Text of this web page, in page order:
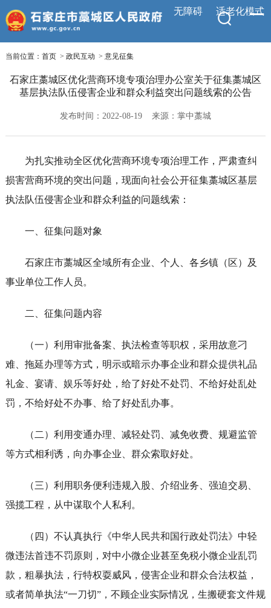
无障碍 适老化模式
当前位置： 首页> 政民互动 > 意见征集
石家庄藁城区优化营商环境专项治理办公室关于征集藁城区
基层执法队伍侵害企业和群众利益突出问题线索的公告
发布时间：2022-08-19 来源：掌中藁城
为扎实推动全区优化营商环境专项治理工作，严肃查纠
损害营商环境的突出问题，现面向社会公开征集藁城区基层
执法队伍侵害企业和群众利益的问题线索：
一、征集问题对象
石家庄市藁城区全域所有企业、个人、各乡镇（区）及
事业单位工作人员。
二、征集问题内容
（一）利用审批备案、执法检查等职权，采用故意刁
难、拖延办理等方式，明示或暗示办事企业和群众提供礼品
礼金、宴请、娱乐等好处，给了好处不处罚、不给好处乱处
罚，不给好处不办事、给了好处乱办事。
（二）利用变通办理、减轻处罚、减免收费、规避监管
等方式相利诱，向办事企业、群众索取好处。
（三）利用职务便利违规入股、介绍业务、强迫交易、
强揽工程，从中谋取个人私利。
（四）不认真执行《中华人民共和国行政处罚法》中轻
微违法首违不罚原则，对中小微企业甚至免税小微企业乱罚
款，粗暴执法，行特权耍威风，侵害企业和群众合法权益，
或者简单执法“一刀切”，不顾企业实际情况，生搬硬套文件规